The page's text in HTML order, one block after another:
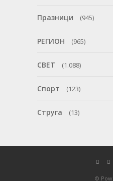
Празници (945)
РЕГИОН (965)
СВЕТ (1.088)
Спорт (123)
Струга (13)
©